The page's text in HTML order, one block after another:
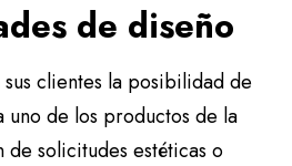
de diseño
clientes la posibilidad de
uno de los productos de la
de solicitudes estéticas o